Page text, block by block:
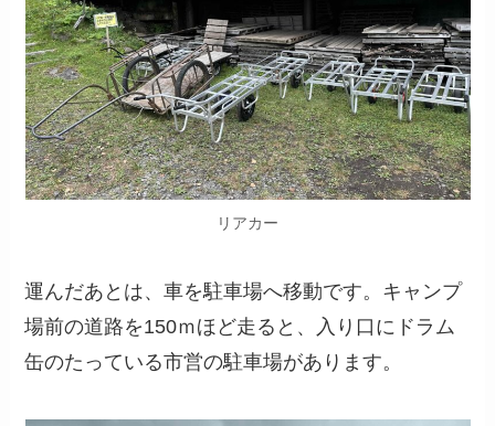
リアカー
運んだあとは、車を駐車場へ移動です。キャンプ
場前の道路を150ｍほど走ると、入り口にドラム
缶のたっている市営の駐車場があります。